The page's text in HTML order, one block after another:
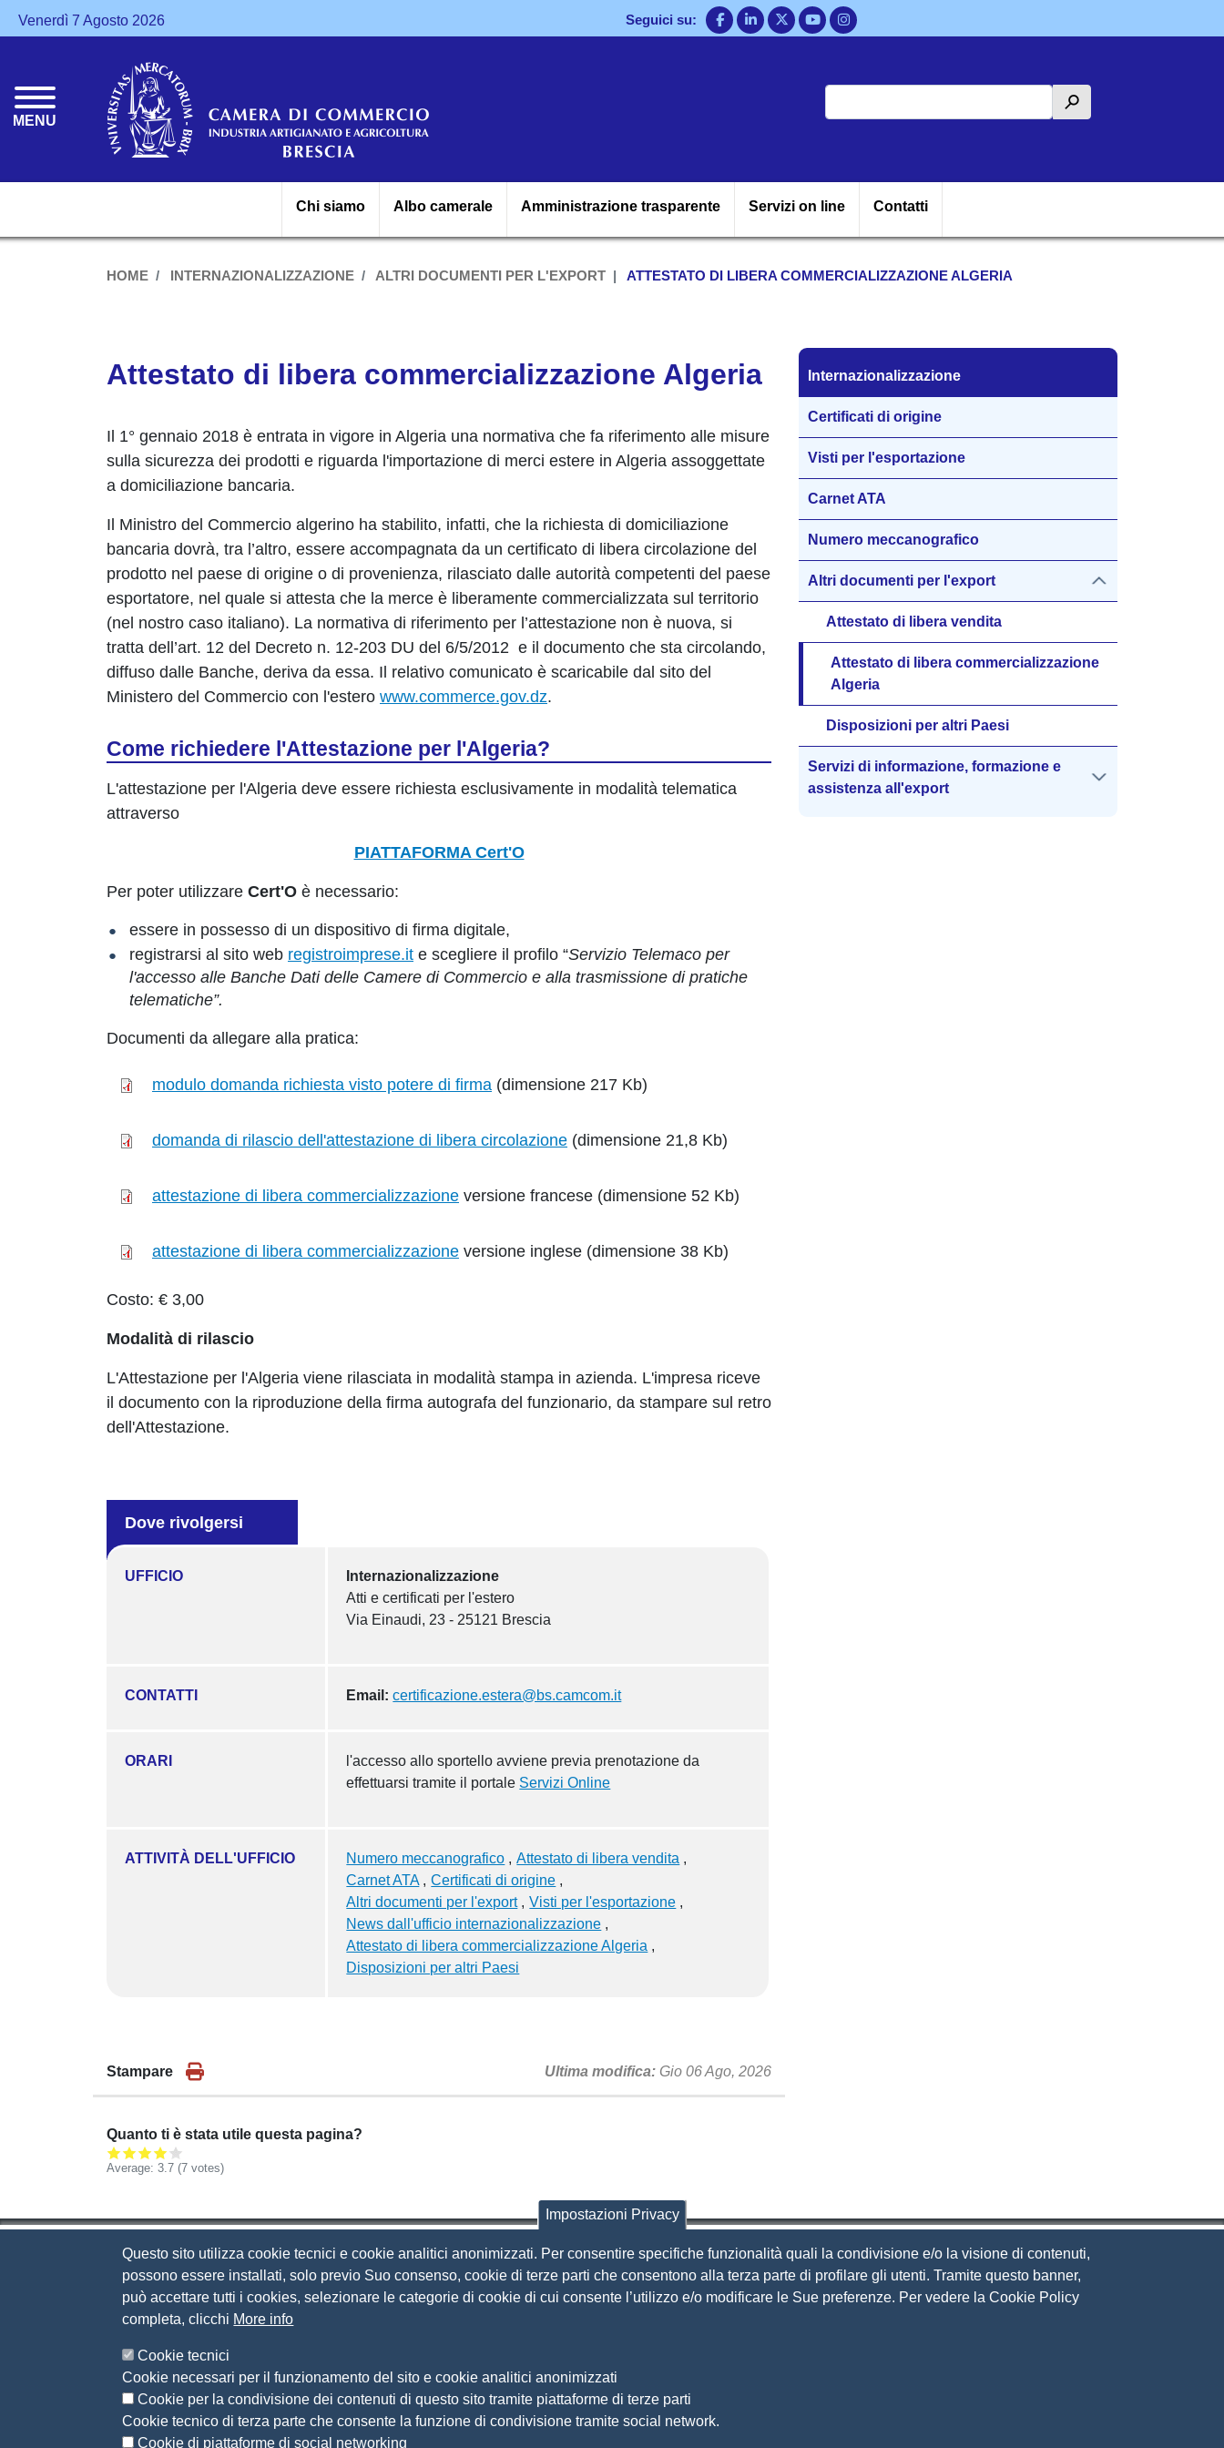
Salta
al
Venerdì 7 Agosto 2026 Seguici su:
MENU
h
Navigazione principale
Chi siamo Albo camerale Amministrazione trasparente Servizi on line Contatti
HOME INTERNAZIONALIZZAZIONE ALTRI DOCUMENTI PER L'EXPORT ATTESTATO DI LIBERA COMMERCIALIZZAZIONE ALGERIA
Attestato di libera commercializzazione Algeria
Il 1° gennaio 2018 è entrata in vigore in Algeria una normativa che fa riferimento alle misure
sulla sicurezza dei prodotti e riguarda l'importazione di merci estere in Algeria assoggettate
a domiciliazione bancaria.
Il Ministro del Commercio algerino ha stabilito, infatti, che la richiesta di domiciliazione
bancaria dovrà, tra l’altro, essere accompagnata da un certificato di libera circolazione del
prodotto nel paese di origine o di provenienza, rilasciato dalle autorità competenti del paese
esportatore, nel quale si attesta che la merce è liberamente commercializzata sul territorio
(nel nostro caso italiano). La normativa di riferimento per l’attestazione non è nuova, si
tratta dell’art. 12 del Decreto n. 12-203 DU del 6/5/2012 e il documento che sta circolando,
diffuso dalle Banche, deriva da essa. Il relativo comunicato è scaricabile dal sito del
Ministero del Commercio con l'estero www.commerce.gov.dz.
Come richiedere l'Attestazione per l'Algeria?
L'attestazione per l'Algeria deve essere richiesta esclusivamente in modalità telematica
attraverso
PIATTAFORMA Cert'O
Per poter utilizzare Cert'O è necessario:
essere in possesso di un dispositivo di firma digitale,
registrarsi al sito web registroimprese.it e scegliere il profilo “Servizio Telemaco per
l'accesso alle Banche Dati delle Camere di Commercio e alla trasmissione di pratiche
telematiche”.
Documenti da allegare alla pratica:
modulo domanda richiesta visto potere di firma (dimensione 217 Kb)
domanda di rilascio dell'attestazione di libera circolazione (dimensione 21,8 Kb)
attestazione di libera commercializzazione versione francese (dimensione 52 Kb)
attestazione di libera commercializzazione versione inglese (dimensione 38 Kb)
Costo: € 3,00
Modalità di rilascio
L'Attestazione per l'Algeria viene rilasciata in modalità stampa in azienda. L'impresa riceve
il documento con la riproduzione della firma autografa del funzionario, da stampare sul retro
dell'Attestazione.
Dove rivolgersi
UFFICIO
Internazionalizzazione
Atti e certificati per l'estero
Via Einaudi, 23 - 25121 Brescia
CONTATTI Email: certificazione.estera@bs.camcom.it
ORARI
l'accesso allo sportello avviene previa prenotazione da
effettuarsi tramite il portale Servizi Online
ATTIVITÀ DELL'UFFICIO Numero meccanografico
Attestato di libera vendita
Carnet ATA
Certificati di origine
Altri documenti per l'export
Visti per l'esportazione
News dall'ufficio internazionalizzazione
Attestato di libera commercializzazione Algeria
Disposizioni per altri Paesi
Stampare Ultima modifica Gio 06 Ago, 2026
Quanto ti è stata utile questa pagina?
Average: 3.7 (7 votes)
Internazionalizzazione
Internazionalizzazione
Certificati di origine
Visti per l'esportazione
Carnet ATA
Numero meccanografico
Altri documenti per l'export
Attestato di libera vendita
Attestato di libera commercializzazione
Algeria
Disposizioni per altri Paesi
Servizi di informazione, formazione e
assistenza all'export
Camera di Commercio di Brescia
Contatti
Via Luigi Einaudi, 23, 25121 Brescia BS
Tel. 030 37251
PECcamera.brescia@bs.legalmail.camcom.it
P.IVA 00859790172
C.F. 80013870177
Bandi di concorso
Bandi di gara e contratti
Provvedimenti
Impostazioni Privacy
Questo sito utilizza cookie tecnici e cookie analitici anonimizzati. Per consentire specifiche funzionalità quali la condivisione e/o la visione di contenuti,
possono essere installati, solo previo Suo consenso, cookie di terze parti che consentono alla terza parte di profilare gli utenti. Tramite questo banner,
può accettare tutti i cookies, selezionare le categorie di cookie di cui consente l’utilizzo e/o modificare le Sue preferenze. Per vedere la Cookie Policy
completa, clicchi More info
Cookie tecnici
Cookie necessari per il funzionamento del sito e cookie analitici anonimizzati
Cookie per la condivisione dei contenuti di questo sito tramite piattaforme di terze parti
Cookie tecnico di terza parte che consente la funzione di condivisione tramite social network.
Cookie di piattaforme di social networking